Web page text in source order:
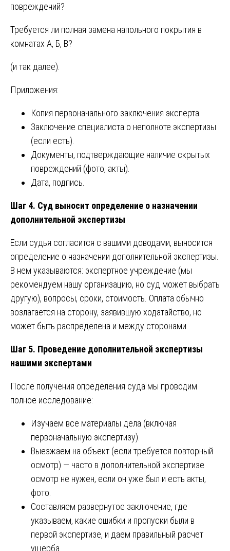
повреждений?
Требуется ли полная замена напольного покрытия в
комнатах А, Б, В?
(и так далее).
Приложения:
Копия первоначального заключения эксперта.
Заключение специалиста о неполноте экспертизы
(если есть).
Документы, подтверждающие наличие скрытых
повреждений (фото, акты).
Дата, подпись.
Шаг 4. Суд выносит определение о назначении
дополнительной экспертизы
Если судья согласится с вашими доводами, выносится
определение о назначении дополнительной экспертизы.
В нем указываются: экспертное учреждение (мы
рекомендуем нашу организацию, но суд может выбрать
другую), вопросы, сроки, стоимость. Оплата обычно
возлагается на сторону, заявившую ходатайство, но
может быть распределена и между сторонами.
Шаг 5. Проведение дополнительной экспертизы
нашими экспертами
После получения определения суда мы проводим
полное исследование:
Изучаем все материалы дела (включая
первоначальную экспертизу).
Выезжаем на объект (если требуется повторный
осмотр) — часто в дополнительной экспертизе
осмотр не нужен, если он уже был и есть акты,
фото.
Составляем развернутое заключение, где
указываем, какие ошибки и пропуски были в
первой экспертизе, и даем правильный расчет
ущерба.